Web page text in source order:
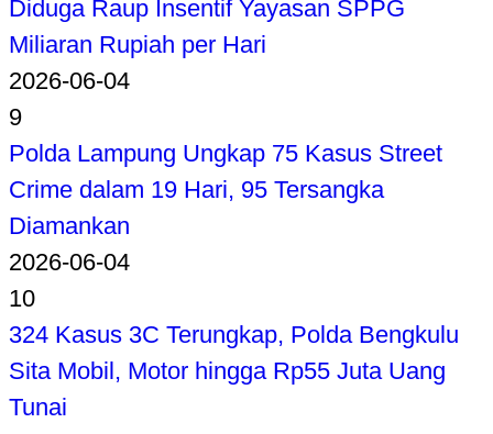
Diduga Raup Insentif Yayasan SPPG
Miliaran Rupiah per Hari
2026-06-04
9
Polda Lampung Ungkap 75 Kasus Street
Crime dalam 19 Hari, 95 Tersangka
Diamankan
2026-06-04
10
324 Kasus 3C Terungkap, Polda Bengkulu
Sita Mobil, Motor hingga Rp55 Juta Uang
Tunai